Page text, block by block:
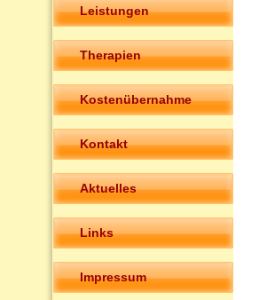
Leistungen
Therapien
Kostenübernahme
Kontakt
Aktuelles
Links
Impressum